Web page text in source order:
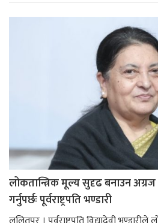
लोकतान्त्रिक मूल्य सुदृढ बनाउन
गर्नुपर्छः पूर्वराष्ट्रपति भण्डारी